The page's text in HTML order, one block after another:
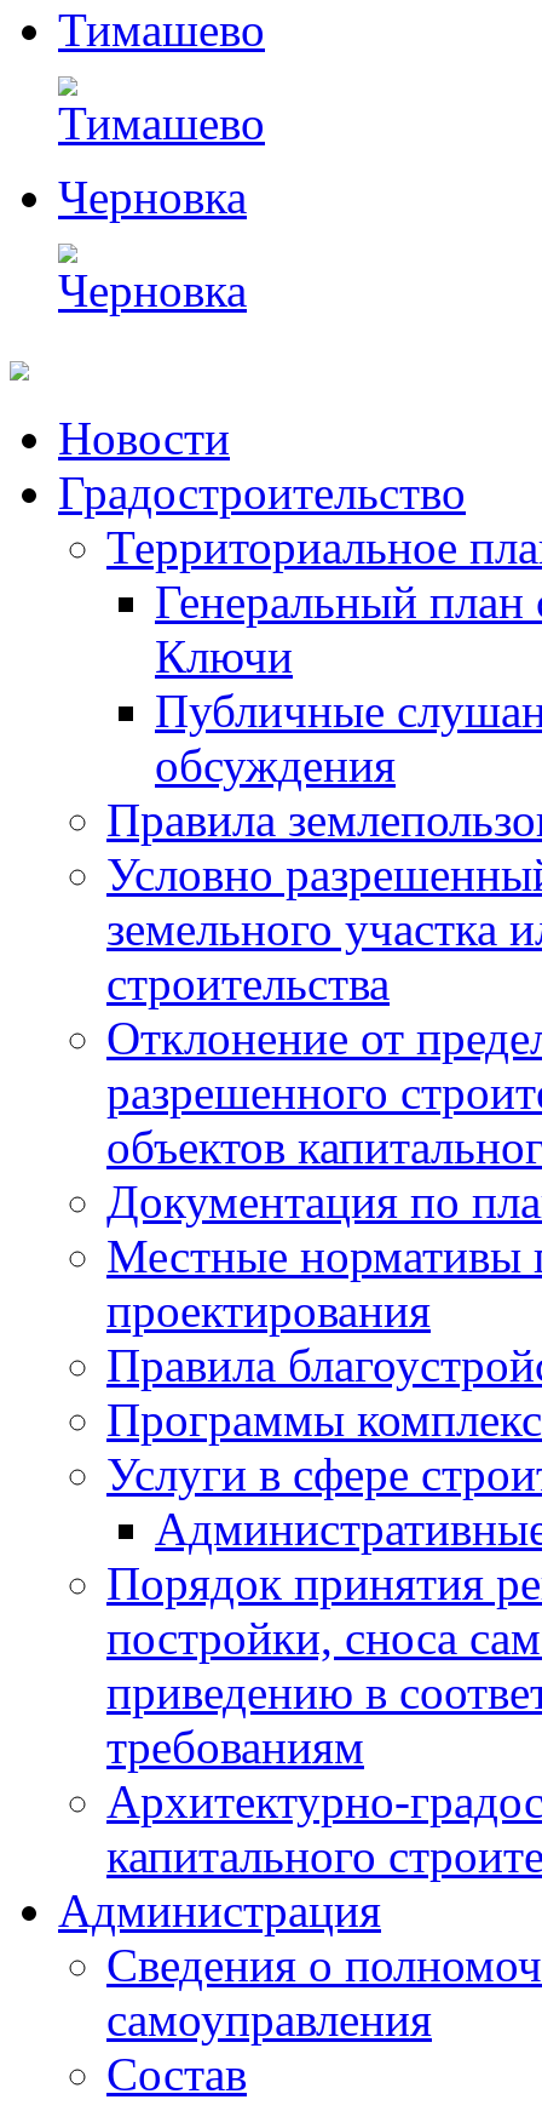
Тимашево
Черновка
Перейти
содержимому
Новости
Градостроительство
Территориальное
Генеральный план
Ключи
Публичные
обсуждения
Правила
Условно
земельного участка
строительства
Отклонение от
разрешенного
объектов
Документация по
Местные нормативы
проектирования
Правила
Программы
Услуги в сфере
Порядок принятия
постройки, сноса
приведению в
требованиям
Архитектурно-
капитального
Администрация
Сведения о
самоуправления
Состав